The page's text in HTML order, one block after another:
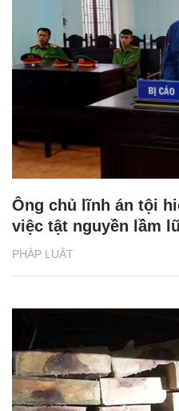
PHÁP LUẬT
Ông chủ lĩnh án tội
việc tật nguyền lầm